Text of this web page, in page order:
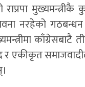
नरहेको
काँग्रेसबाटै
र एकीकृत